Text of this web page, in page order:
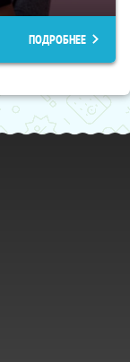
ПОДРОБНЕЕ